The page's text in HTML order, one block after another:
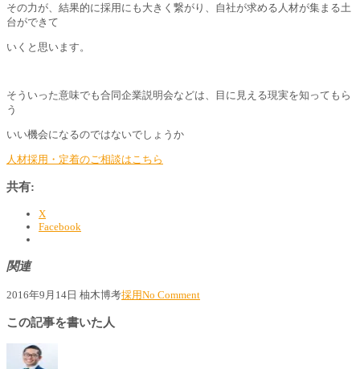
その力が、結果的に採用にも大きく繋がり、自社が求める人材が集まる土
台ができて
いくと思います。
そういった意味でも合同企業説明会などは、目に見える現実を知ってもら
う
いい機会になるのではないでしょうか
人材採用・定着のご相談はこちら
共有:
X
Facebook
関連
2016年9月14日 柚木博考採用No Comment
この記事を書いた人